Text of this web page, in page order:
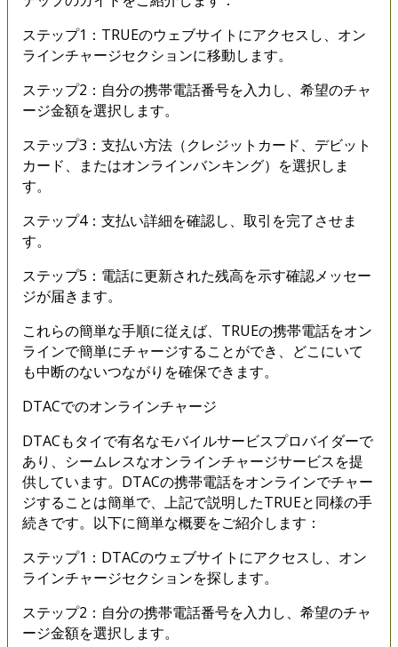
ステップ1：TRUEのウェブサイトにアクセスし、オン
ラインチャージセクションに移動します。
ステップ2：自分の携帯電話番号を入力し、希望のチャ
ージ金額を選択します。
ステップ3：支払い方法（クレジットカード、デビット
カード、またはオンラインバンキング）を選択しま
す。
ステップ4：支払い詳細を確認し、取引を完了させま
す。
ステップ5：電話に更新された残高を示す確認メッセー
ジが届きます。
これらの簡単な手順に従えば、TRUEの携帯電話をオン
ラインで簡単にチャージすることができ、どこにいて
も中断のないつながりを確保できます。
DTACでのオンラインチャージ
DTACもタイで有名なモバイルサービスプロバイダーで
あり、シームレスなオンラインチャージサービスを提
供しています。DTACの携帯電話をオンラインでチャー
ジすることは簡単で、上記で説明したTRUEと同様の手
続きです。以下に簡単な概要をご紹介します：
ステップ1：DTACのウェブサイトにアクセスし、オン
ラインチャージセクションを探します。
ステップ2：自分の携帯電話番号を入力し、希望のチャ
ージ金額を選択します。